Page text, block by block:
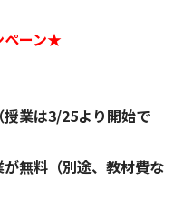
ト
ーン★
業は3/25より開始で
無料（別途、教材費な